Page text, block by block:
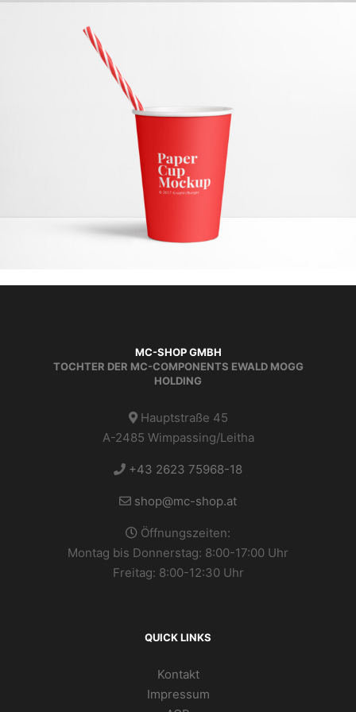
MC-SHOP GMBH
TOCHTER DER MC-COMPONENTS EWALD MOGG
HOLDING
Hauptstraße 45
A-2485 Wimpassing/Leitha
+43 2623 75968-18
shop@mc-shop.at
Öffnungszeiten:
Montag bis Donnerstag: 8:00-17:00 Uhr
Freitag: 8:00-12:30 Uhr
QUICK LINKS
Kontakt
Impressum